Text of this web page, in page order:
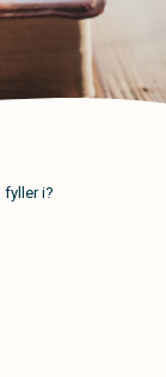
fyller i?